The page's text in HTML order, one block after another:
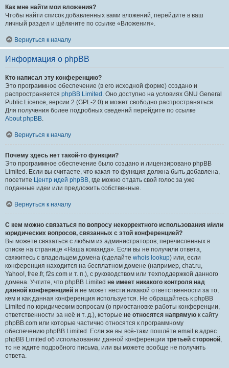
Как мне найти мои вложения?
Чтобы найти список добавленных вами вложений, перейдите в ваш
личный раздел и щёлкните по ссылке «Вложения».
Вернуться к началу
Информация о phpBB
Кто написал эту конференцию?
Это программное обеспечение (в его исходной форме) создано и
распространяется phpBB Limited . Оно доступно на условиях GNU General
Public Licence, версии 2 (GPL-2.0) и может свободно распространяться.
Для получения более подробных сведений перейдите по ссылке
About phpBB.
Вернуться к началу
Почему здесь нет такой-то функции?
Это программное обеспечение было создано и лицензировано phpBB
Limited. Если вы считаете, что какая-то функция должна быть добавлена,
посетите Центр идей phpBB, где можно отдать свой голос за уже
поданные идеи или предложить собственные.
Вернуться к началу
С кем можно связаться по вопросу некорректного использования и/или
юридических вопросов, связанных с этой конференцией?
Вы можете связаться с любым из администраторов, перечисленных в
списке на странице «Наша команда». Если вы не получили ответа,
свяжитесь с владельцем домена (сделайте whois lookup) или, если
конференция находится на бесплатном домене (например, chat.ru,
Yahoo!, free.fr, f2s.com и т. п.), с руководством или техподдержкой данного
домена. Учтите, что phpBB Limited не имеет никакого контроля над
данной конференцией и не может нести никакой ответственности за то,
кем и как данная конференция используется. Не обращайтесь к phpBB
Limited по юридическим вопросам (о приостановке работы конференции,
ответственности за неё и т. д.), которые не относятся напрямую к сайту
phpBB.com или которые частично относятся к программному
обеспечению phpBB Limited. Если же вы всё-таки пошлёте email в адрес
phpBB Limited об использовании данной конференции третьей стороной,
то не ждите подробного письма, или вы можете вообще не получить
ответа.